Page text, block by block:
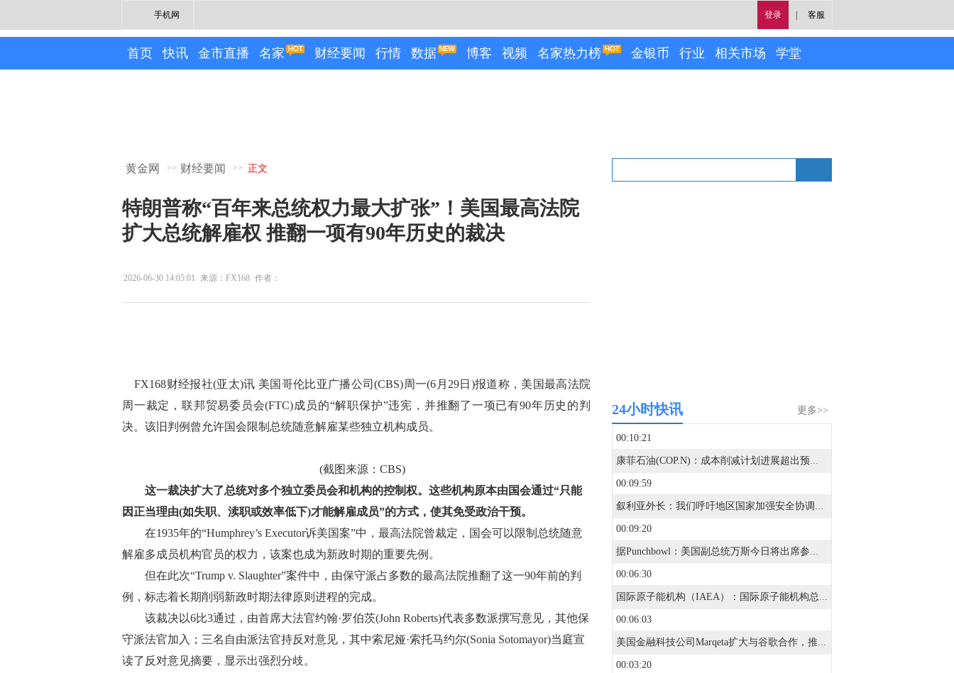
登录 客服
手机网
首页 快讯 金市直播 名家 财经要闻 行情 数据 博客 视频 名家热力榜 金银币 行业 相关市场 学堂
黄金网 >> 财经要闻 >> 正文
特朗普称“百年来总统权力最大扩张”！美国最高法院
扩大总统解雇权 推翻一项有90年历史的裁决
2026-06-30 14:05:01 来源：FX168 作者：
FX168财经报社(亚太)讯 美国哥伦比亚广播公司(CBS)周一(6月29日)报道称，美国最高法院
周一裁定，联邦贸易委员会(FTC)成员的“解职保护”违宪，并推翻了一项已有90年历史的判
决。该旧判例曾允许国会限制总统随意解雇某些独立机构成员。
(截图来源：CBS)
这一裁决扩大了总统对多个独立委员会和机构的控制权。这些机构原本由国会通过“只能
因正当理由(如失职、渎职或效率低下)才能解雇成员”的方式，使其免受政治干预。
在1935年的“Humphrey’s Executor诉美国案”中，最高法院曾裁定，国会可以限制总统随意
解雇多成员机构官员的权力，该案也成为新政时期的重要先例。
但在此次“Trump v. Slaughter”案件中，由保守派占多数的最高法院推翻了这一90年前的判
例，标志着长期削弱新政时期法律原则进程的完成。
该裁决以6比3通过，由首席大法官约翰·罗伯茨(John Roberts)代表多数派撰写意见，其他保
守派法官加入；三名自由派法官持反对意见，其中索尼娅·索托马约尔(Sonia Sotomayor)当庭宣
读了反对意见摘要，显示出强烈分歧。
更多>>
24小时快讯
00:10:21
康菲石油(COP.N)：成本削减计划进展超出预期。
00:09:59
叙利亚外长：我们呼吁地区国家加强安全协调和边境管控。
00:09:20
据Punchbowl：美国副总统万斯今日将出席参议院共和党午餐会。预计万斯将在会上讨论政府资金安排、SAVE法案等立法议题。
00:06:30
国际原子能机构（IAEA）：国际原子能机构总干事格罗西今日表示，扎波罗热核电站近期场外电力中断事件增加，凸显了该设施供电电网的脆弱性，也表明在军事冲突期间继续采取措施、防止发生核事故的必要性。
00:06:03
美国金融科技公司Marqeta扩大与谷歌合作，推出Wallet for Kids新服务。
00:03:20